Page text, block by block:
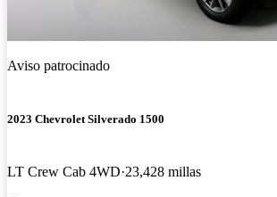
Aviso patrocinado
2023 Chevrolet Silverado 1500
LT Crew Cab 4WD 23,428 millas